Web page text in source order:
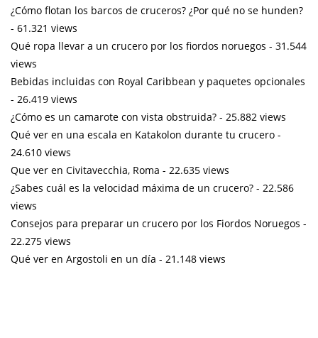
¿Cómo flotan los barcos de cruceros? ¿Por qué no se hunden?
- 61.321 views
Qué ropa llevar a un crucero por los fiordos noruegos - 31.544
views
Bebidas incluidas con Royal Caribbean y paquetes opcionales
- 26.419 views
¿Cómo es un camarote con vista obstruida? - 25.882 views
Qué ver en una escala en Katakolon durante tu crucero -
24.610 views
Que ver en Civitavecchia, Roma - 22.635 views
¿Sabes cuál es la velocidad máxima de un crucero? - 22.586
views
Consejos para preparar un crucero por los Fiordos Noruegos -
22.275 views
Qué ver en Argostoli en un día - 21.148 views